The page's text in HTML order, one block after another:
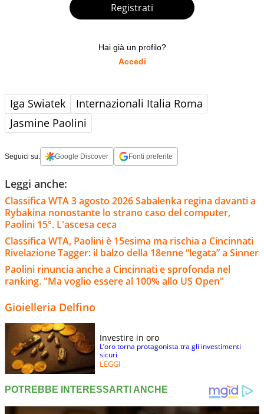
Registrati
Hai già un profilo?
Accedi
Iga Swiatek
Internazionali Italia Roma
Jasmine Paolini
Seguici su: Google Discover Fonti preferite
Leggi anche:
Classifica WTA 3 agosto 2026 Sabalenka regina davanti a
Rybakina nonostante lo strano caso del computer,
Paolini 15°. L'ascesa ceca
Classifica WTA, Paolini è 15esima ma rischia a Cincinnati
Rivelazione Tagger: il balzo della 18enne “legata” a Sinner
Paolini rinuncia anche a Cincinnati e sprofonda nel
ranking. "Ma voglio essere al 100% allo US Open"
Gioielleria Delfino
Investire in oro
L’oro torna protagonista tra gli investimenti
sicuri
LEGGI